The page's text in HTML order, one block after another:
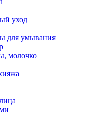
уход
для умывания
молочко